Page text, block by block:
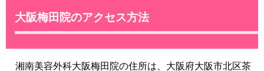
大阪梅田院のアクセス方法
湘南美容外科大阪梅田院の住所は、大阪府大阪市北区茶